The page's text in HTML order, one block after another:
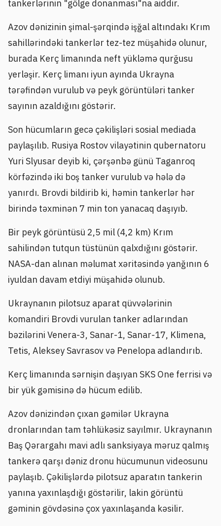
tankerlərinin "gölge donanması"na aiddir.
Azov dənizinin şimal-şərqində işğal altındakı Krım
sahillərindəki tankerlər tez-tez müşahidə olunur,
burada Kerç limanında neft yükləmə qurğusu
yerləşir. Kerç limanı iyun ayında Ukrayna
tərəfindən vurulub və peyk görüntüləri tanker
sayının azaldığını göstərir.
Son hücumların gecə çəkilişləri sosial mediada
paylaşılıb. Rusiya Rostov vilayətinin qubernatoru
Yuri Slyusar deyib ki, çərşənbə günü Taganroq
körfəzində iki boş tanker vurulub və hələ də
yanırdı. Brovdi bildirib ki, həmin tankerlər hər
birində təxminən 7 min ton yanacaq daşıyıb.
Bir peyk görüntüsü 2,5 mil (4,2 km) Krım
sahilindən tutqun tüstünün qalxdığını göstərir.
NASA-dan alınan məlumat xəritəsində yanğının 6
iyuldan davam etdiyi müşahidə olunub.
Ukraynanın pilotsuz aparat qüvvələrinin
komandiri Brovdi vurulan tanker adlarından
bəzilərini Venera-3, Sanar-1, Sanar-17, Klimena,
Tetis, Aleksey Savrasov və Penelopa adlandırıb.
Kerç limanında sərnişin daşıyan SKS One ferrisi və
bir yük gəmisinə də hücum edilib.
Azov dənizindən çıxan gəmilər Ukrayna
dronlarından tam təhlükəsiz sayılmır. Ukraynanın
Baş Qərargahı mavi adlı sanksiyaya məruz qalmış
tankerə qarşı dəniz dronu hücumunun videosunu
paylaşıb. Çəkilişlərdə pilotsuz aparatın tankerin
yanına yaxınlaşdığı göstərilir, lakin görüntü
gəminin gövdəsinə çox yaxınlaşanda kəsilir.